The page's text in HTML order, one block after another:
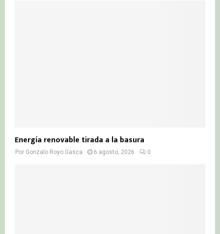
Energía renovable tirada a la basura
Por Gonzalo Royo Gasca 6 agosto, 2026 0